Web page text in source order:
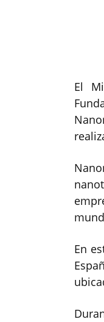
El
En